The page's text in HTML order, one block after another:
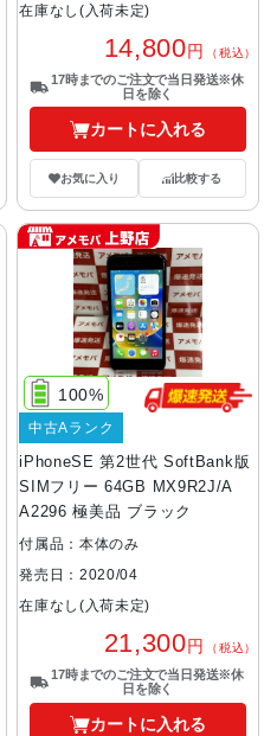
在庫なし(入荷未定)
14,800円 （税込）
17時までのご注文で当日発送※休
日を除く
カートに入れる
お気に入り 比較する
iPhoneSE 第2世代 SoftBank版
SIMフリー 64GB MX9R2J/A
A2296 極美品 ブラック
100%
中古Aランク
付属品：本体のみ
発売日：2020/04
在庫なし(入荷未定)
21,300円 （税込）
17時までのご注文で当日発送※休
日を除く
カートに入れる